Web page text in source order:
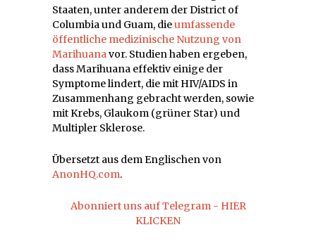
Staaten, unter anderem der District of
Columbia und Guam, dieumfassende
öffentliche medizinische Nutzung von
Marihuanavor. Studien haben ergeben,
dass Marihuana effektiv einige der
Symptome lindert, die mit HIV/AIDS in
Zusammenhang gebracht werden, sowie
mit Krebs, Glaukom (grüner Star) und
Multipler Sklerose.
Übersetzt aus dem Englischen von
AnonHQ.com.
Abonniert uns auf Telegram - HIER
KLICKEN